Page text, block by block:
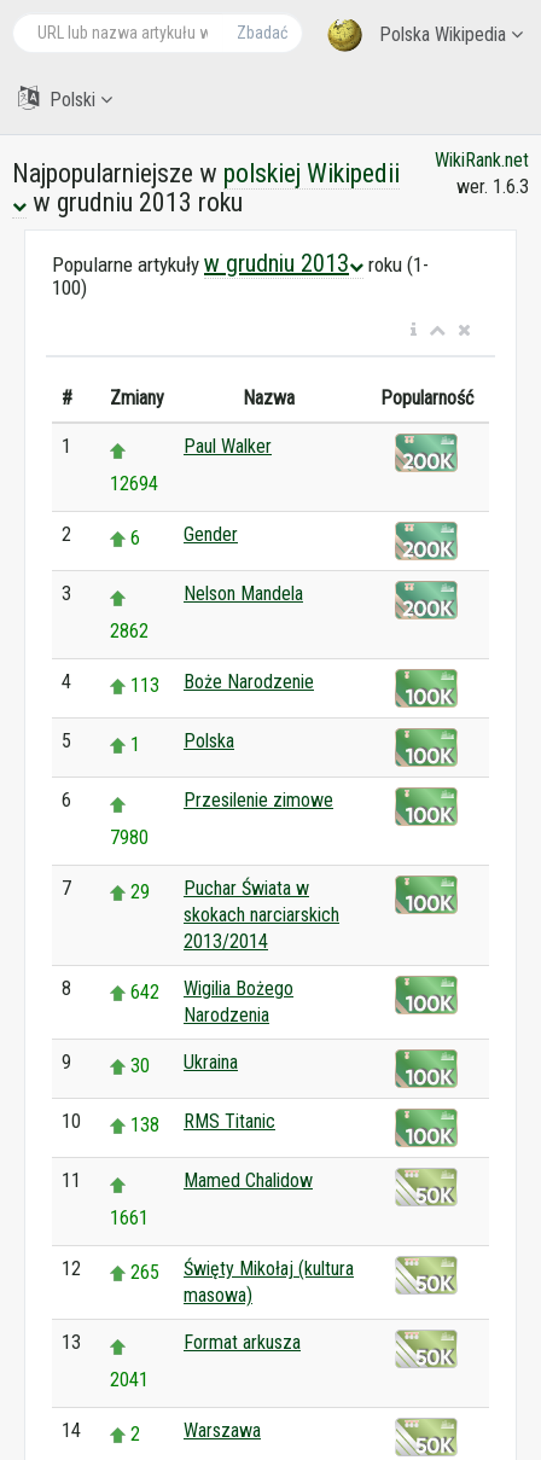
Polska Wikipedia
Zbadać
Polski
Najpopularniejsze w polskiej Wikipedii
w grudniu 2013 roku
WikiRank.net
wer. 1.6.3
Popularne artykuły w grudniu 2013
roku (1-
100)
# Zmiany Nazwa Popularność
1
12694
Paul Walker
2 6 Gender
3
2862
Nelson Mandela
4 113 Boże Narodzenie
5 1 Polska
6
7980
Przesilenie zimowe
7 29
Puchar Świata w
skokach narciarskich
2013/2014
8 642
Wigilia Bożego
Narodzenia
9 30 Ukraina
10 138 RMS Titanic
11
1661
Mamed Chalidow
12 265
Święty Mikołaj (kultura
masowa)
13
2041
Format arkusza
14 2 Warszawa